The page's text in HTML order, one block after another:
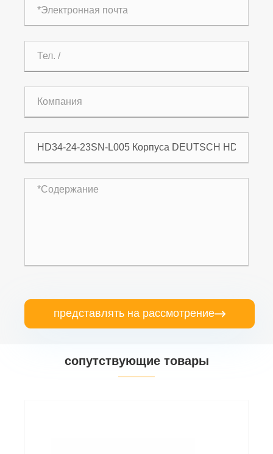
представлять на рассмотрение
сопутствующие товары